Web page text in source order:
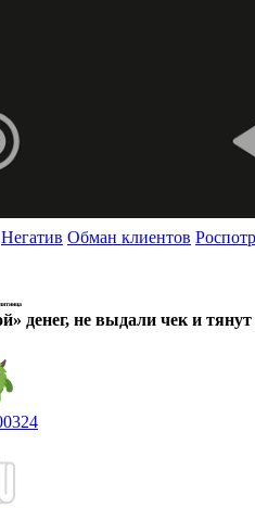
Негатив Обман клиентов
денег, не выдали чек и